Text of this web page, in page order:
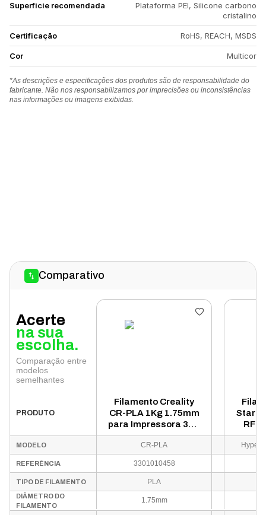
Superficie recomendada
Plataforma PEI, Silicone carbono
cristalino
Certificação RoHS, REACH, MSDS
Cor Multicor
*As descrições e especificações dos produtos são de responsabilidade do
fabricante. Não nos responsabilizamos por imprecisões ou inconsistências
nas informações ou imagens exibidas.
Comparativo
Acerte
na sua
escolha.
Comparação entre
modelos
semelhantes
PRODUTO
Filamento Creality
CR-PLA 1Kg 1.75mm
para Impressora 3D -
Matte Rainbow
para
MODELO CR-PLA Hyper
REFERÊNCIA 3301010458
TIPO DE FILAMENTO PLA
DIÂMETRO DO
FILAMENTO
1.75mm